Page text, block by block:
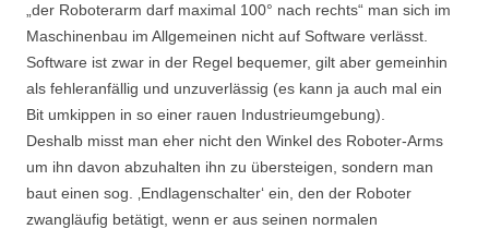
„der Roboterarm darf maximal 100° nach rechts“ man sich im
Maschinenbau im Allgemeinen nicht auf Software verlässt.
Software ist zwar in der Regel bequemer, gilt aber gemeinhin
als fehleranfällig und unzuverlässig (es kann ja auch mal ein
Bit umkippen in so einer rauen Industrieumgebung).
Deshalb misst man eher nicht den Winkel des Roboter-Arms
um ihn davon abzuhalten ihn zu übersteigen, sondern man
baut einen sog. ‚Endlagenschalter‘ ein, den der Roboter
zwangläufig betätigt, wenn er aus seinen normalen